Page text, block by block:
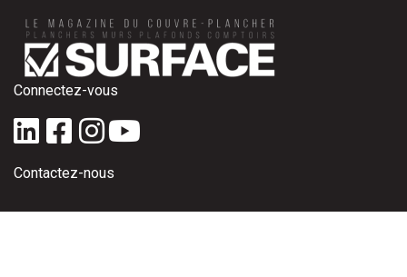
Connectez-vous
Contactez-nous